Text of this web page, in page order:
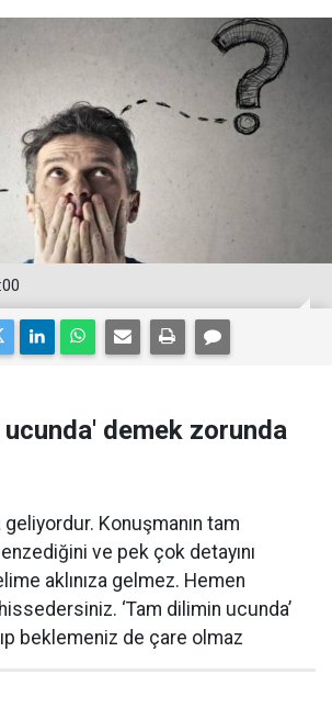
demek zorunda
geliyordur. Konuşmanın tam
ve pek çok detayını
aklınıza gelmez. Hemen
‘Tam dilimin ucunda’
beklemeniz de çare olmaz